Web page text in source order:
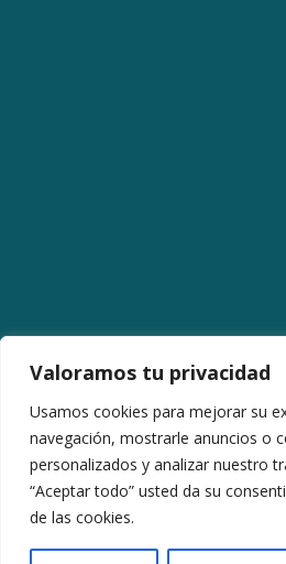
Valoramos tu privacidad
Usamos cookies para mejorar su
navegación, mostrarle anuncios o
personalizados y analizar nuestro
“Aceptar todo” usted da su
de las cookies.
Avenida La Libertad
38205 – San
Email: